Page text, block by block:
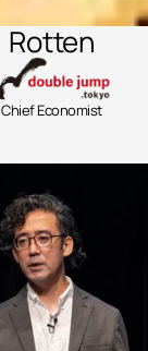
Rotten
Chief Economist